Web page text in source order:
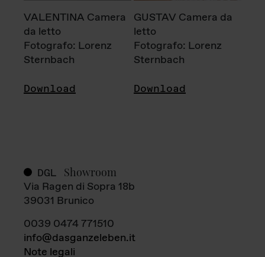
VALENTINA Camera
da letto
Fotografo: Lorenz
Sternbach
Download
GUSTAV Camera da
letto
Fotografo: Lorenz
Sternbach
Download
DGL Showroom
Via Ragen di Sopra 18b
39031 Brunico
0039 0474 771510
info@dasganzeleben.it
Note legali